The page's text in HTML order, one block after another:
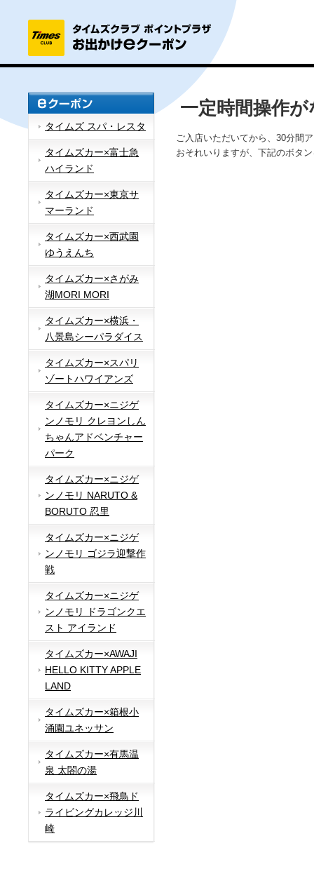
タイムズ スパ・レスタ
タイムズカー×富士急
ハイランド
タイムズカー×東京サ
マーランド
タイムズカー×西武園
ゆうえんち
タイムズカー×さがみ
湖MORI MORI
タイムズカー×横浜・
八景島シーパラダイス
タイムズカー×スパリ
ゾートハワイアンズ
タイムズカー×ニジゲ
ンノモリ クレヨンしん
ちゃんアドベンチャー
パーク
タイムズカー×ニジゲ
ンノモリ NARUTO &
BORUTO 忍里
タイムズカー×ニジゲ
ンノモリ ゴジラ迎撃作
戦
タイムズカー×ニジゲ
ンノモリ ドラゴンクエ
スト アイランド
タイムズカー×AWAJI
HELLO KITTY APPLE
LAND
タイムズカー×箱根小
涌園ユネッサン
タイムズカー×有馬温
泉 太閤の湯
タイムズカー×飛鳥ド
ライビングカレッジ川
崎
一定時間操作
ご入店いただいてから、30分間
おそれいりますが、下記のボタ